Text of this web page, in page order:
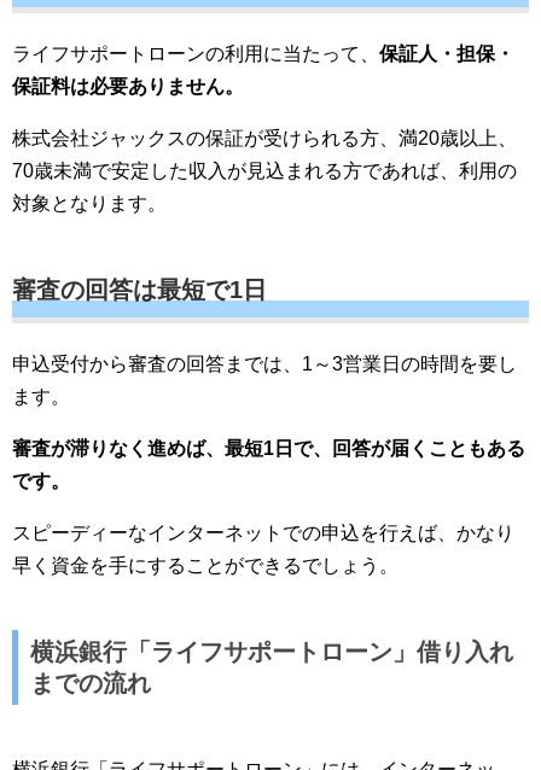
ライフサポートローンの利用に当たって、 保証人・担保・
保証料は必要ありません。
株式会社ジャックスの保証が受けられる方、満20歳以上、
70歳未満で安定した収入が見込まれる方であれば、利用の
対象となります。
審査の回答は最短で1日
申込受付から審査の回答までは、1～3営業日の時間を要し
ます。
審査が滞りなく進めば、最短1日で、回答が届くこともある
です。
スピーディーなインターネットでの申込を行えば、かなり
早く資金を手にすることができるでしょう。
横浜銀行「ライフサポートローン」借り入れ
までの流れ